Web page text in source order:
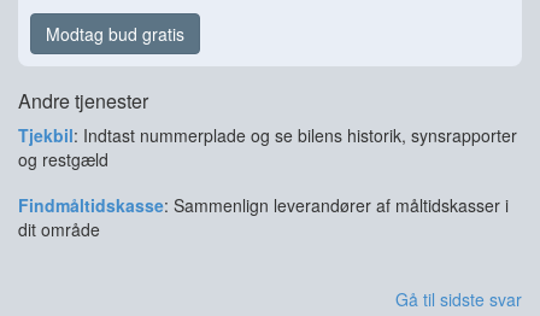
Modtag bud gratis
Andre tjenester
Tjekbil: Indtast nummerplade og se bilens historik, synsrapporter
og restgæld
Findmåltidskasse: Sammenlign leverandører af måltidskasser i
dit område
Gå til sidste svar